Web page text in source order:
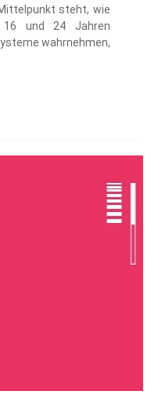
steht, wie
16 und 24 Jahren
wahrnehmen,